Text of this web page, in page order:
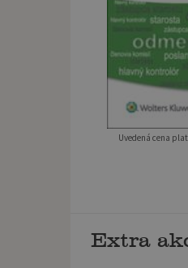
Uvedená cena
Extra